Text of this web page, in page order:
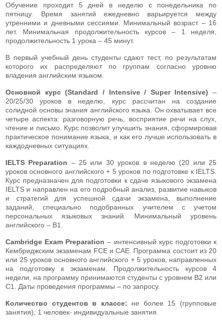
Обучение проходит 5 дней в неделю с понедельника по
пятницу. Время занятий ежедневно варьируется между
утренними и дневными сессиями. Минимальный возраст – 16
лет. Минимальная продолжительность курсов – 1 неделя,
продолжительность 1 урока – 45 минут.
В первый учебный день студенты сдают тест, по результатам
которого их распределяют по группам согласно уровню
владения английским языком.
Основной курс (Standard / Intensive / Super Intensive) –
20/25/30 уроков в неделю, курс рассчитан на создание
солидной основы знания английского языка. Он охватывает все
четыре аспекта: разговорную речь, восприятие речи на слух,
чтение и письмо. Курс позволит улучшить знания, сформировав
практическое понимание языка, и как его лучше использовать в
каждодневных ситуациях.
IELTS Preparation – 25 или 30 уроков в неделю (20 или 25
уроков основного английского + 5 уроков по подготовке к IELTS.
Курс предназначен для подготовки к сдаче языкового экзамена
IELTS и направлен на его подробный анализ, развитие навыков
и стратегий для успешной сдачи экзамена, выполнение
заданий, специально подобранных учителем с учетом
персональных языковых знаний. Минимальный уровень
английского – В1.
Cambridge Exam Preparation– интенсивный курс подготовки к
Кембриджским экзаменам FCE и CAE. Программа состоит из 20
или 25 уроков основного английского + 5 уроков, направленных
на подготовку к экзаменам. Продолжительность курсов 4
недели, на программу принимаются студенты с уровнем В2 или
С1. Даты проведения программы – по запросу.
Количество студентов в классе: не более 15 (групповые
занятия); 1 человек- индивидуальные занятия.